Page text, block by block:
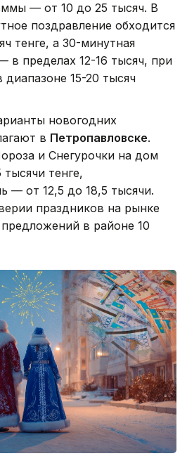
— от 10 до 25 тысяч. В
поздравление обходится
тенге, а 30-минутная
в пределах 12-16 тысяч, при
15-20 тысяч
новогодних
в Петропавловске.
и Снегурочки на дом
тенге,
— от 12,5 до 18,5 тысячи.
праздников на рынке
в районе 10